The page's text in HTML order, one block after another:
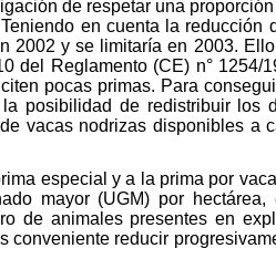
de respetar una
en cuenta la
y se limitaría en 2003.
del Reglamento (CE) n° 1254/
pocas primas. Para
posibilidad de redistribuir los
vacas nodrizas disponibles a
especial y a la prima por
mayor (UGM) por
de animales presentes en
reducir